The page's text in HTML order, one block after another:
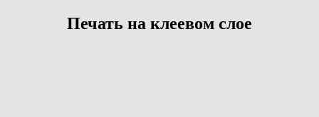
Печать на клеевом слое